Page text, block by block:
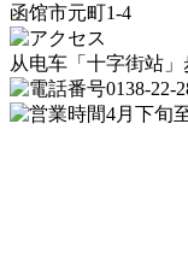
函馆市元町1-4
从电车「十字街站」
0138-22-
4月下旬